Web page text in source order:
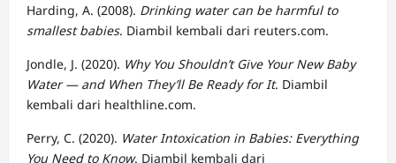
Harding, A. (2008). Drinking water can be harmful to
smallest babies. Diambil kembali dari reuters.com.
Jondle, J. (2020). Why You Shouldn’t Give Your New Baby
Water — and When They’ll Be Ready for It. Diambil
kembali dari healthline.com.
Perry, C. (2020). Water Intoxication in Babies: Everything
You Need to Know. Diambil kembali dari